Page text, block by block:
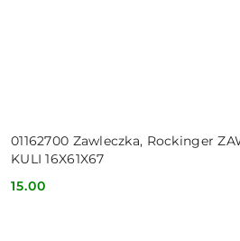
01162700 Zawleczka, Rockinger
KULI 16X61X67
Cena:
15.00